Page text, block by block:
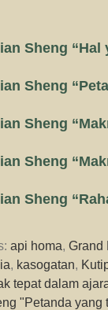
Sheng
Sheng
Sheng
Sheng
Sheng
api homa, Grand
, kasogatan,
tepat dalam
"Petanda